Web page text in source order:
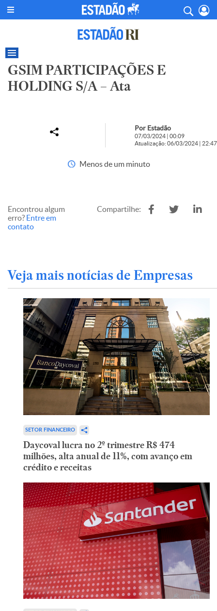
GSIM PARTICIPAÇÕES E
HOLDING S/A – Ata
Por Estadão
07/03/2024 | 00:09
Atualização: 06/03/2024 | 22:47
Menos de um minuto
Encontrou algum
erro? Entre em
contato
Compartilhe:
Veja mais notícias de Empresas
SETOR FINANCEIRO
Daycoval lucra no 2º trimestre R$ 474
milhões, alta anual de 11%, com avanço em
crédito e receitas